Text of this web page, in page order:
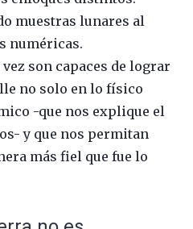
muestras lunares al
numéricas.
son capaces de lograr
no solo en lo físico
-que nos explique el
y que nos permitan
más fiel que fue lo